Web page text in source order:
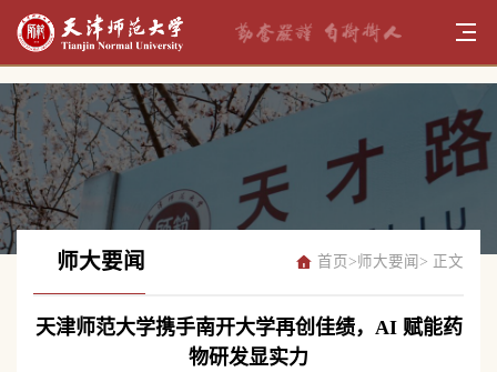
师大要闻 首页 >师大要闻 > 正文
天津师范大学携手南开大学再创佳绩，AI 赋能药
物研发显实力